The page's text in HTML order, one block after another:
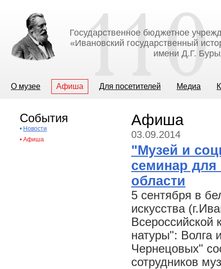
Государственное бюджетное
«Ивановский государственный
имени Д.Г.
О музее Афиша Для посетителей Медиа
События
• Новости
• Афиша
Афиша
03.09.2014
"Музей и
семинар для
области
5 сентября в
искусства
Всероссийской
натуры": Волга
Чернецовых"
сотрудников